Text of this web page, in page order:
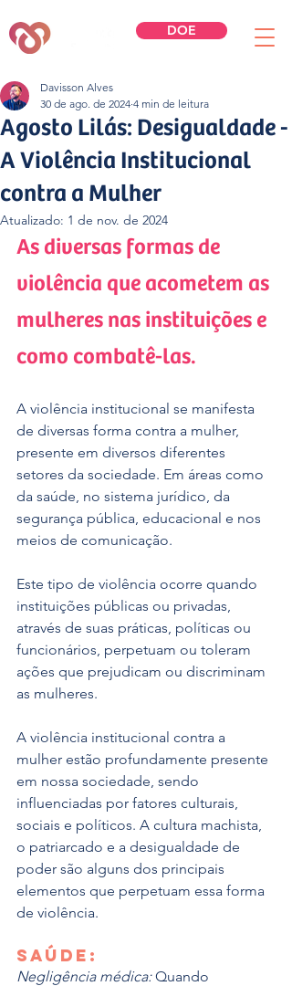
DOE
Agosto Lilás: Desigualdade -
A Violência Institucional
contra a Mulher
Davisson Alves
30 de ago. de 2024 4 min de leitura
Atualizado: 1 de nov. de 2024
As diversas formas de
violência que acometem as
mulheres nas instituições e
como combatê-las.
A violência institucional se manifesta
de diversas forma contra a mulher,
presente em diversos diferentes
setores da sociedade. Em áreas como
da saúde, no sistema jurídico, da
segurança pública, educacional e nos
meios de comunicação.
Este tipo de violência ocorre quando
instituições públicas ou privadas,
através de suas práticas, políticas ou
funcionários, perpetuam ou toleram
ações que prejudicam ou discriminam
as mulheres.
A violência institucional contra a
mulher estão profundamente presente
em nossa sociedade, sendo
influenciadas por fatores culturais,
sociais e políticos. A cultura machista,
o patriarcado e a desigualdade de
poder são alguns dos principais
elementos que perpetuam essa forma
de violência.
Saúde:
Negligência médica: Quando